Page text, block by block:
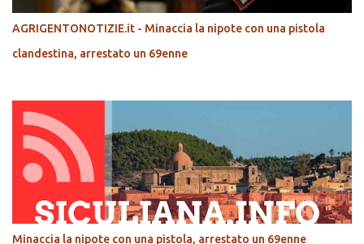
AGRIGENTONOTIZIE.it - Minaccia la nipote con una pistola
clandestina, arrestato un 69enne
Minaccia la nipote con una pistola, arrestato un 69enne